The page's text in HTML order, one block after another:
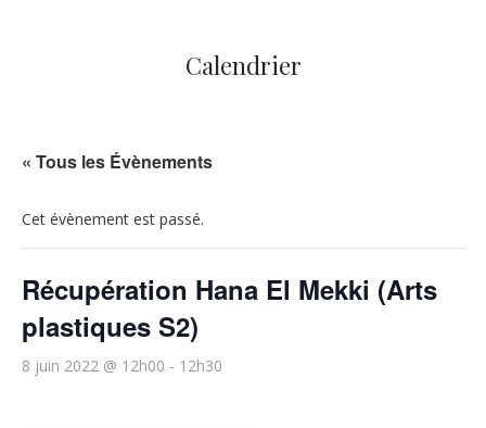
Calendrier
« Tous les Évènements
Cet évènement est passé.
Récupération Hana El Mekki (Arts
plastiques S2)
8 juin 2022 @ 12h00 - 12h30